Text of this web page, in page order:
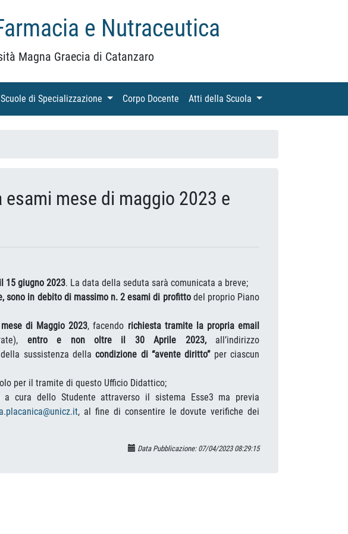
e Nutraceutica
Magna Graecia di Catanzaro
Scuole di Specializzazione (current)Corpo Docente (current)
Atti della Scuola (current)
mese di maggio 2023 e
15 giugno 2023. La data della seduta sarà comunicata a breve;
sono in debito di massimo n. 2 esami di profittodel proprio Piano
di Maggio 2023, facendo richiesta tramite la propria email
entro e non oltre il 30 Aprile 2023,all’indirizzo
sussistenza dellacondizione di “avente diritto”per ciascun
per il tramite di questo Ufficio Didattico;
cura dello Studente attraverso il sistema Esse3 ma previa
, al fine di consentire le dovute verifiche dei
Data Pubblicazione: 07/04/2023 08:29:15